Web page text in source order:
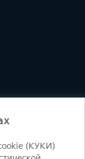
auto.ru
(КУКИ)